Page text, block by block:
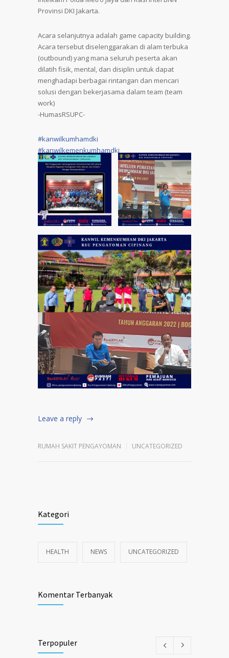
Provinsi DKI Jakarta.
Acara selanjutnya adalah game capacity building.
Acara tersebut diselenggarakan di alam terbuka
(outbound) yang mana seluruh peserta akan
dilatih fisik, mental, dan disiplin untuk dapat
menghadapi berbagai rintangan dan mencari
solusi dengan bekerjasama dalam team (team
work)
-HumasRSUPC-
#kanwilkumhamdki
#kanwilkemenkumhamdki
Leave a reply
RUMAH SAKIT PENGAYOMAN UNCATEGORIZED
Kategori
HEALTH NEWS UNCATEGORIZED
Komentar Terbanyak
Terpopuler